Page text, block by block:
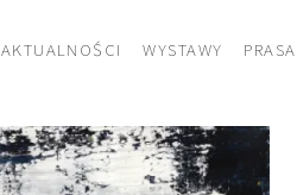
AKTUALNOŚCI WYSTAWY PRASA